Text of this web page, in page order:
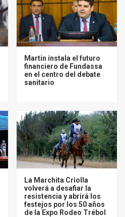
Martin instala el futuro
financiero de Fundassa
en el centro del debate
sanitario
La Marchita Criolla
volverá a desafiar la
resistencia y abrirá los
festejos por los 50 años
de la Expo Rodeo Trébol